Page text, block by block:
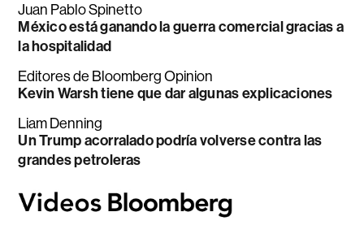
Juan Pablo Spinetto
México está ganando la guerra comercial gracias a
la hospitalidad
Editores de Bloomberg Opinion
Kevin Warsh tiene que dar algunas explicaciones
Liam Denning
Un Trump acorralado podría volverse contra las
grandes petroleras